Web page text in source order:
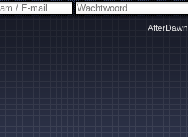
AfterDawn